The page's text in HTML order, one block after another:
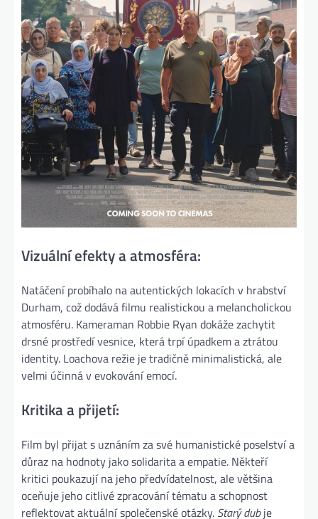
Vizuální efekty a atmosféra:
Natáčení probíhalo na autentických lokacích v hrabství
Durham, což dodává filmu realistickou a melancholickou
atmosféru. Kameraman Robbie Ryan dokáže zachytit
drsné prostředí vesnice, která trpí úpadkem a ztrátou
identity. Loachova režie je tradičně minimalistická, ale
velmi účinná v evokování emocí​.
Kritika a přijetí:
Film byl přijat s uznáním za své humanistické poselství a
důraz na hodnoty jako solidarita a empatie. Někteří
kritici poukazují na jeho předvídatelnost, ale většina
oceňuje jeho citlivé zpracování tématu a schopnost
reflektovat aktuální společenské otázky. Starý dubje